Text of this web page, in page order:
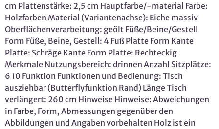
cm Plattenstärke: 2,5 cm Hauptfarbe/-material Farbe:
Holzfarben Material (Variantenachse): Eiche massiv
Oberflächenverarbeitung: geölt Füße/Beine/Gestell
Form Füße, Beine, Gestell: 4 Fuß Platte Form Kante
Platte: Schräge Kante Form Platte: Rechteckig
Merkmale Nutzungsbereich: drinnen Anzahl Sitzplätze:
6 10 Funktion Funktionen und Bedienung: Tisch
ausziehbar (Butterflyfunktion Rand) Länge Tisch
verlängert: 260 cm Hinweise Hinweise: Abweichungen
in Farbe, Form, Abmessungen gegenüber den
Abbildungen und Angaben vorbehalten Holz ist ein